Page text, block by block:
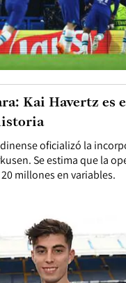
oficializó la
Se estima que la
millones en variables.
Kai Havertz es